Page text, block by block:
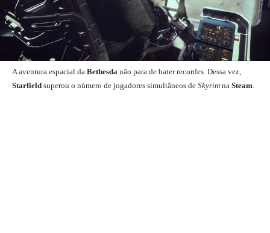
A aventura espacial da Bethesda não para de bater recordes. Dessa vez,
Starfield superou o número de jogadores simultâneos de Skyrim na Steam.